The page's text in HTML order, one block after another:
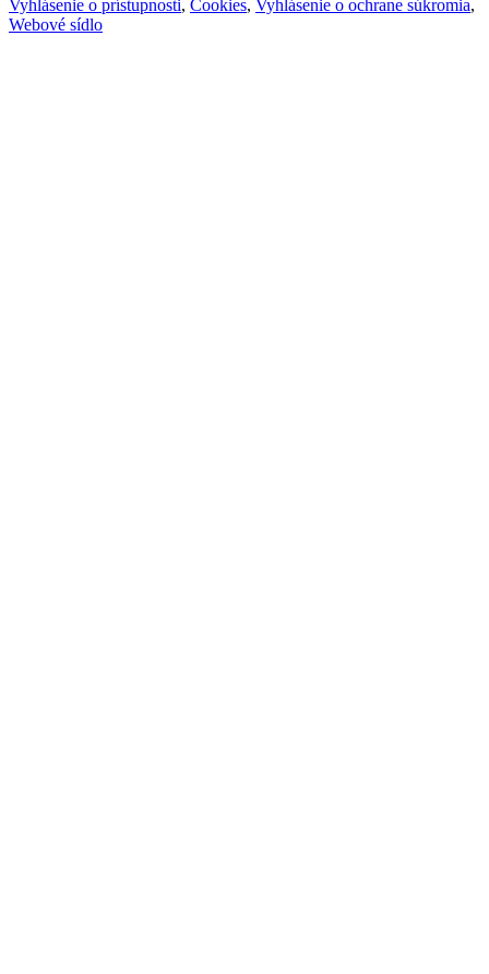
Vyhlásenie o prístupnosti, Cookies, Vyhlásenie o ochrane súkromia,
Webové sídlo